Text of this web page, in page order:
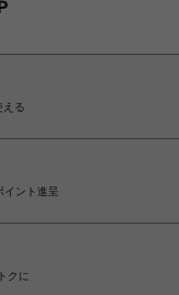
える
イント進呈
クに